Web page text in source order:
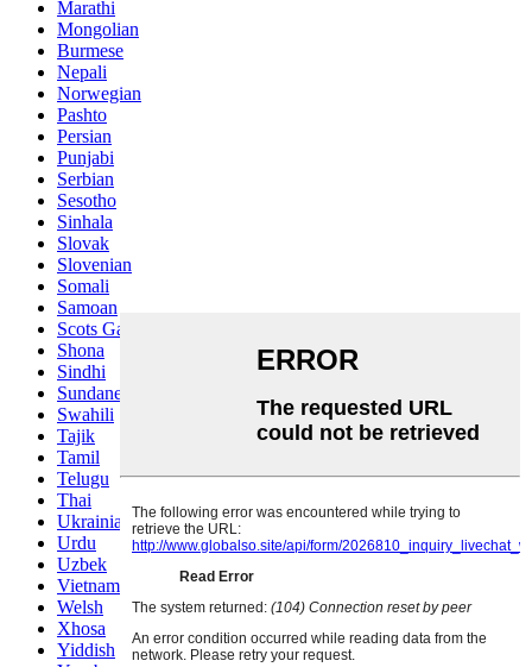
Marathi
Mongolian
Burmese
Nepali
Norwegian
Pashto
Persian
Punjabi
Serbian
Sesotho
Sinhala
Slovak
Slovenian
Somali
Samoan
Scots Gaelic
Shona
Sindhi
Sundanese
Swahili
Tajik
Tamil
Telugu
Thai
Ukrainian
Urdu
Uzbek
Vietnamese
Welsh
Xhosa
Yiddish